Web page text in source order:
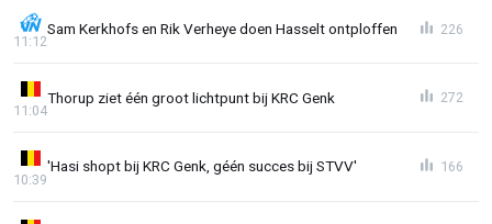
Sam Kerkhofs en Rik Verheye doen Hasselt ontploffen
11:12
226
Thorup ziet één groot lichtpunt bij KRC Genk
11:04
272
'Hasi shopt bij KRC Genk, géén succes bij STVV'
10:39
166